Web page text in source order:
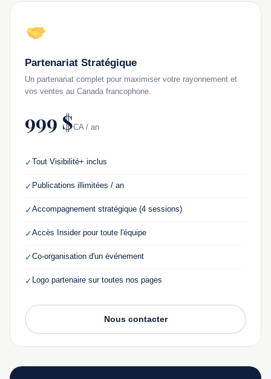
Partenariat Stratégique
Un partenariat complet pour maximiser votre rayonnement et
vos ventes au Canada francophone.
999 $CA / an
✓Tout Visibilité+ inclus
✓ Publications illimitées / an
✓Accompagnement stratégique (4 sessions)
✓Accès Insider pour toute l'équipe
✓Co-organisation d'un événement
✓ Logo partenaire sur toutes nos pages
Nous contacter